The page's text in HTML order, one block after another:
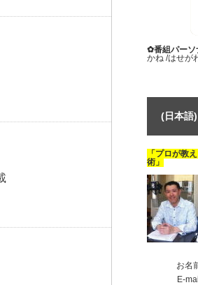
✿番組パーソ
かね /はせが
(日本語
ガ
「プロが教
術」
お名
E-